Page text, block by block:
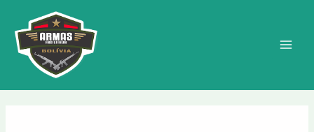
para
conteúdo